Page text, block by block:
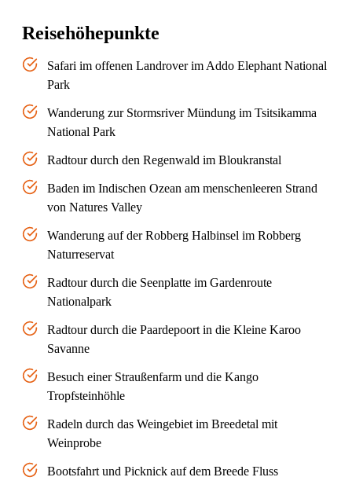
Reisehöhepunkte
Safari im offenen Landrover im Addo Elephant National
Park
Wanderung zur Stormsriver Mündung im Tsitsikamma
National Park
Radtour durch den Regenwald im Bloukranstal
Baden im Indischen Ozean am menschenleeren Strand
von Natures Valley
Wanderung auf der Robberg Halbinsel im Robberg
Naturreservat
Radtour durch die Seenplatte im Gardenroute
Nationalpark
Radtour durch die Paardepoort in die Kleine Karoo
Savanne
Besuch einer Straußenfarm und die Kango
Tropfsteinhöhle
Radeln durch das Weingebiet im Breedetal mit
Weinprobe
Bootsfahrt und Picknick auf dem Breede Fluss